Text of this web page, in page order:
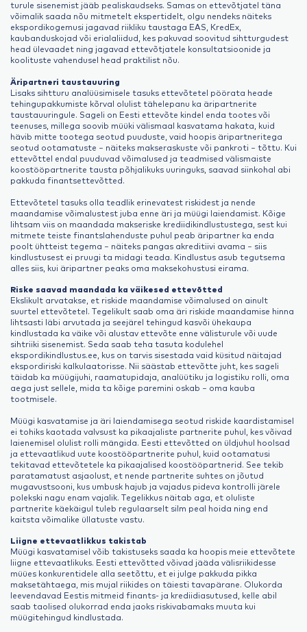
turule sisenemist jääb pealiskaudseks. Samas on ettevõtjatel täna
võimalik saada nõu mitmetelt ekspertidelt, olgu nendeks näiteks
ekspordikogemusi jagavad riikliku taustaga EAS, KredEx,
kaubanduskojad või erialaliidud, kes pakuvad soovitud sihtturgudest
head ülevaadet ning jagavad ettevõtjatele konsultatsioonide ja
koolituste vahendusel head praktilist nõu.
Äripartneri taustauuring
Lisaks sihtturu analüüsimisele tasuks ettevõtetel pöörata heade
tehingupakkumiste kõrval olulist tähelepanu ka äripartnerite
taustauuringule. Sageli on Eesti ettevõte kindel enda tootes või
teenuses, millega soovib müüki välismaal kasvatama hakata, kuid
hävib mitte tootega seotud puuduste, vaid hoopis äripartneritega
seotud ootamatuste – näiteks makseraskuste või pankroti – tõttu. Kui
ettevõttel endal puuduvad võimalused ja teadmised välismaiste
koostööpartnerite tausta põhjalikuks uuringuks, saavad siinkohal abi
pakkuda finantsettevõtted.
Ettevõtetel tasuks olla teadlik erinevatest riskidest ja nende
maandamise võimalustest juba enne äri ja müügi laiendamist. Kõige
lihtsam viis on maandada makseriske krediidikindlustustega, sest kui
mitmete teiste finantslahenduste puhul peab äripartner ka enda
poolt ühtteist tegema – näiteks pangas akreditiivi avama – siis
kindlustusest ei pruugi ta midagi teada. Kindlustus asub tegutsema
alles siis, kui äripartner peaks oma maksekohustusi eirama.
Riske saavad maandada ka väikesed ettevõtted
Ekslikult arvatakse, et riskide maandamise võimalused on ainult
suurtel ettevõtetel. Tegelikult saab oma äri riskide maandamise hinna
lihtsasti läbi arvutada ja seejärel tehingud kasvõi ühekaupa
kindlustada ka väike või alustav ettevõte enne välisturule või uude
sihtriiki sisenemist. Seda saab teha tasuta kodulehel
ekspordikindlustus.ee, kus on tarvis sisestada vaid küsitud näitajad
ekspordiriski kalkulaatorisse. Nii säästab ettevõtte juht, kes sageli
täidab ka müügijuhi, raamatupidaja, analüütiku ja logistiku rolli, oma
aega just sellele, mida ta kõige paremini oskab – oma kauba
tootmisele.
Müügi kasvatamise ja äri laiendamisega seotud riskide kaardistamisel
ei tohiks kaotada valvsust ka pikaajaliste partnerite puhul, kes võivad
laienemisel olulist rolli mängida. Eesti ettevõtted on üldjuhul hoolsad
ja ettevaatlikud uute koostööpartnerite puhul, kuid ootamatusi
tekitavad ettevõtetele ka pikaajalised koostööpartnerid. See tekib
paratamatust asjaolust, et nende partnerite suhtes on jõutud
mugavustsooni, kus umbusk hajub ja vajadus pideva kontrolli järele
polekski nagu enam vajalik. Tegelikkus näitab aga, et oluliste
partnerite käekäigul tuleb regulaarselt silm peal hoida ning end
kaitsta võimalike üllatuste vastu.
Liigne ettevaatlikkus takistab
Müügi kasvatamisel võib takistuseks saada ka hoopis meie ettevõtete
liigne ettevaatlikuks. Eesti ettevõtted võivad jääda välisriikidesse
müües konkurentidele alla seetõttu, et ei julge pakkuda pikka
maksetähtaega, mis mujal riikides on täiesti tavapärane. Olukorda
leevendavad Eestis mitmeid finants- ja krediidiasutused, kelle abil
saab taolised olukorrad enda jaoks riskivabamaks muuta kui
müügitehingud kindlustada.